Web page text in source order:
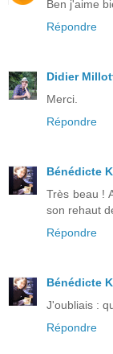
Ben j'aime
Répondre
Didier
Merci.
Répondre
Bénédicte
Très beau !
son rehaut
Répondre
Bénédicte
J'oubliais :
Répondre